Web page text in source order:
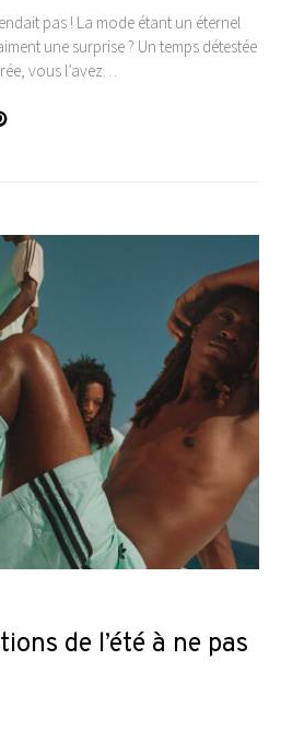
pas ! La mode étant un éternel
une surprise ? Un temps détestée
vous l’avez…
de l’été à ne pas